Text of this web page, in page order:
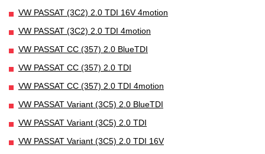
VW PASSAT (3C2) 2.0 TDI 16V 4motion
VW PASSAT (3C2) 2.0 TDI 4motion
VW PASSAT CC (357) 2.0 BlueTDI
VW PASSAT CC (357) 2.0 TDI
VW PASSAT CC (357) 2.0 TDI 4motion
VW PASSAT Variant (3C5) 2.0 BlueTDI
VW PASSAT Variant (3C5) 2.0 TDI
VW PASSAT Variant (3C5) 2.0 TDI 16V